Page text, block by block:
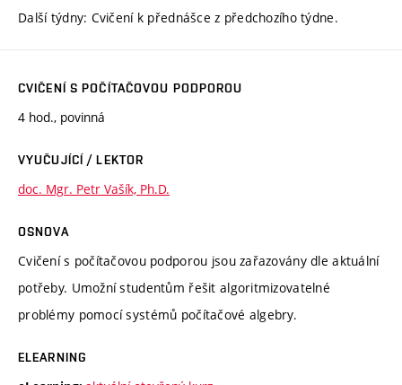
Další týdny: Cvičení k přednášce z předchozího týdne.
CVIČENÍ S POČÍTAČOVOU PODPOROU
4 hod., povinná
VYUČUJÍCÍ / LEKTOR
doc. Mgr. Petr Vašík, Ph.D.
OSNOVA
Cvičení s počítačovou podporou jsou zařazovány dle aktuální
potřeby. Umožní studentům řešit algoritmizovatelné
problémy pomocí systémů počítačové algebry.
ELEARNING